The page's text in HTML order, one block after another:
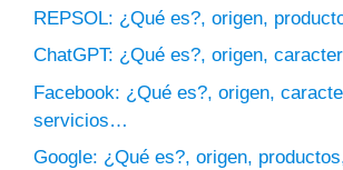
REPSOL: ¿Qué es?, origen,
ChatGPT: ¿Qué es?, origen,
Facebook: ¿Qué es?, origen,
servicios…
Google: ¿Qué es?, origen,